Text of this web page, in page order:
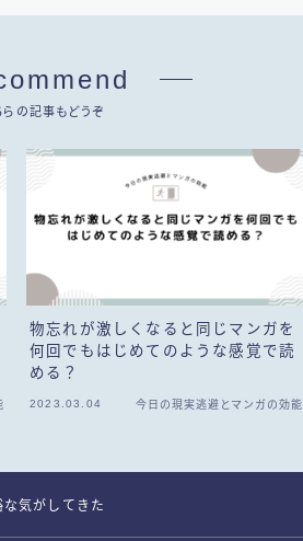
らの記事もどうぞ
物忘れが激しくなると同じマンガを
何回でもはじめてのような感覚で読
める？
2023.03.04 今日の現実逃避とマンガの効能
気がしてきた